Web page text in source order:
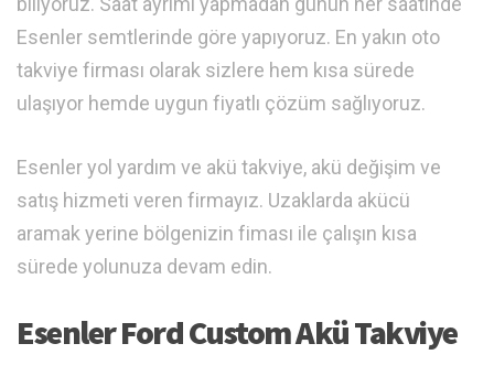
Esenler semtlerinde göre yapıyoruz. En yakın oto
takviye firması olarak sizlere hem kısa sürede
ulaşıyor hemde uygun fiyatlı çözüm sağlıyoruz.
Esenler yol yardım ve akü takviye, akü değişim ve
satış hizmeti veren firmayız. Uzaklarda akücü
aramak yerine bölgenizin fiması ile çalışın kısa
sürede yolunuza devam edin.
Esenler Ford Custom Akü Takviye